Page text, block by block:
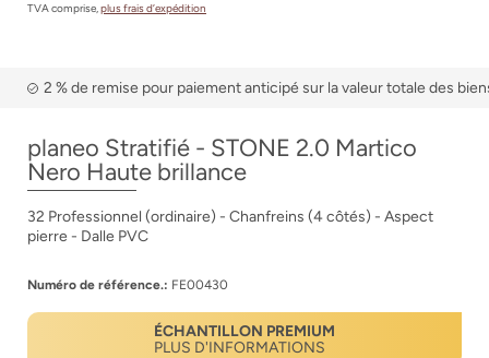
TVA comprise,plus frais d’expédition
2 % de remise pour paiement anticipé sur la valeur totale des
planeo Stratifié - STONE 2.0 Martico
Nero Haute brillance
32 Professionnel (ordinaire) - Chanfreins (4 côtés) - Aspect
pierre - Dalle PVC
Numéro de référence.: FE00430
ÉCHANTILLON PREMIUM
PLUS D'INFORMATIONS